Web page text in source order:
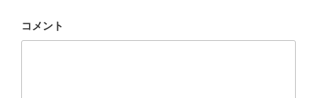
コメント